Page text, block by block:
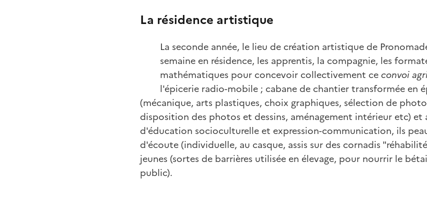
La résidence artistique
La seconde année, le lieu de création artistique de
semaine en résidence, les apprentis, la compagnie, les
mathématiques pour concevoir collectivement ceconvoi
l'épicerie radio-mobile ; cabane de chantier transformée en
(mécanique, arts plastiques, choix graphiques, sélection de
disposition des photos et dessins, aménagement intérieur etc)
d'éducation socioculturelle et expression-communication, ils
d'écoute (individuelle, au casque, assis sur des cornadis
jeunes (sortes de barrières utilisée en élevage, pour nourrir le
public).